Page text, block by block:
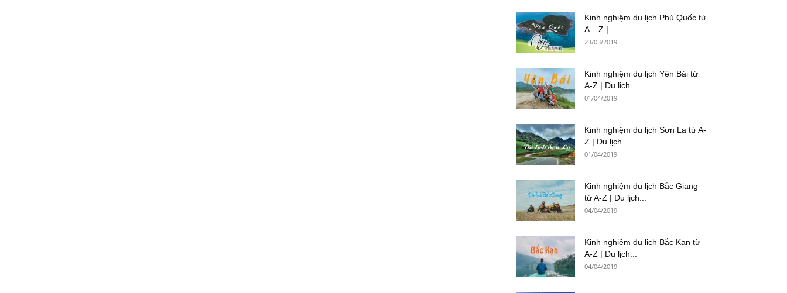
Kinh nghiệm du lịch Phú Quốc từ
A – Z |...
23/03/2019
Kinh nghiệm du lịch Yên Bái từ
A-Z | Du lịch...
01/04/2019
Kinh nghiệm du lịch Sơn La từ A-
Z | Du lịch...
01/04/2019
Kinh nghiệm du lịch Bắc Giang
từ A-Z | Du lịch...
04/04/2019
Kinh nghiệm du lịch Bắc Kạn từ
A-Z | Du lịch...
04/04/2019